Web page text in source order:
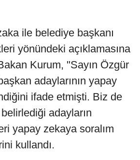
ile belediye başkanı
yönündeki açıklamasına
Kurum, "Sayın Özgür
adaylarının yapay
ifade etmişti. Biz de
adayların
yapay zekaya soralım
kullandı.